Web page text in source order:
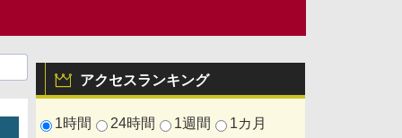
アクセスランキング
1時間 24時間 1週間 1カ月